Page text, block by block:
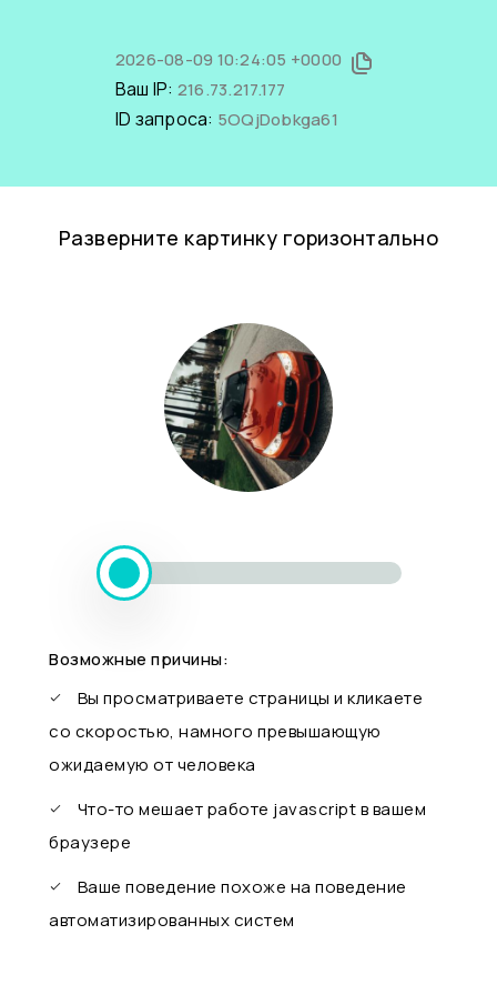
2026-08-09 10:24:05 +0000
Ваш IP: 216.73.217.177
ID запроса: 5OQjDobkga61
Разверните картинку горизонтально
Возможные причины:
Вы просматриваете страницы и кликаете
со скоростью, намного превышающую
ожидаемую от человека
Что-то мешает работе javascript в вашем
браузере
Ваше поведение похоже на поведение
автоматизированных систем